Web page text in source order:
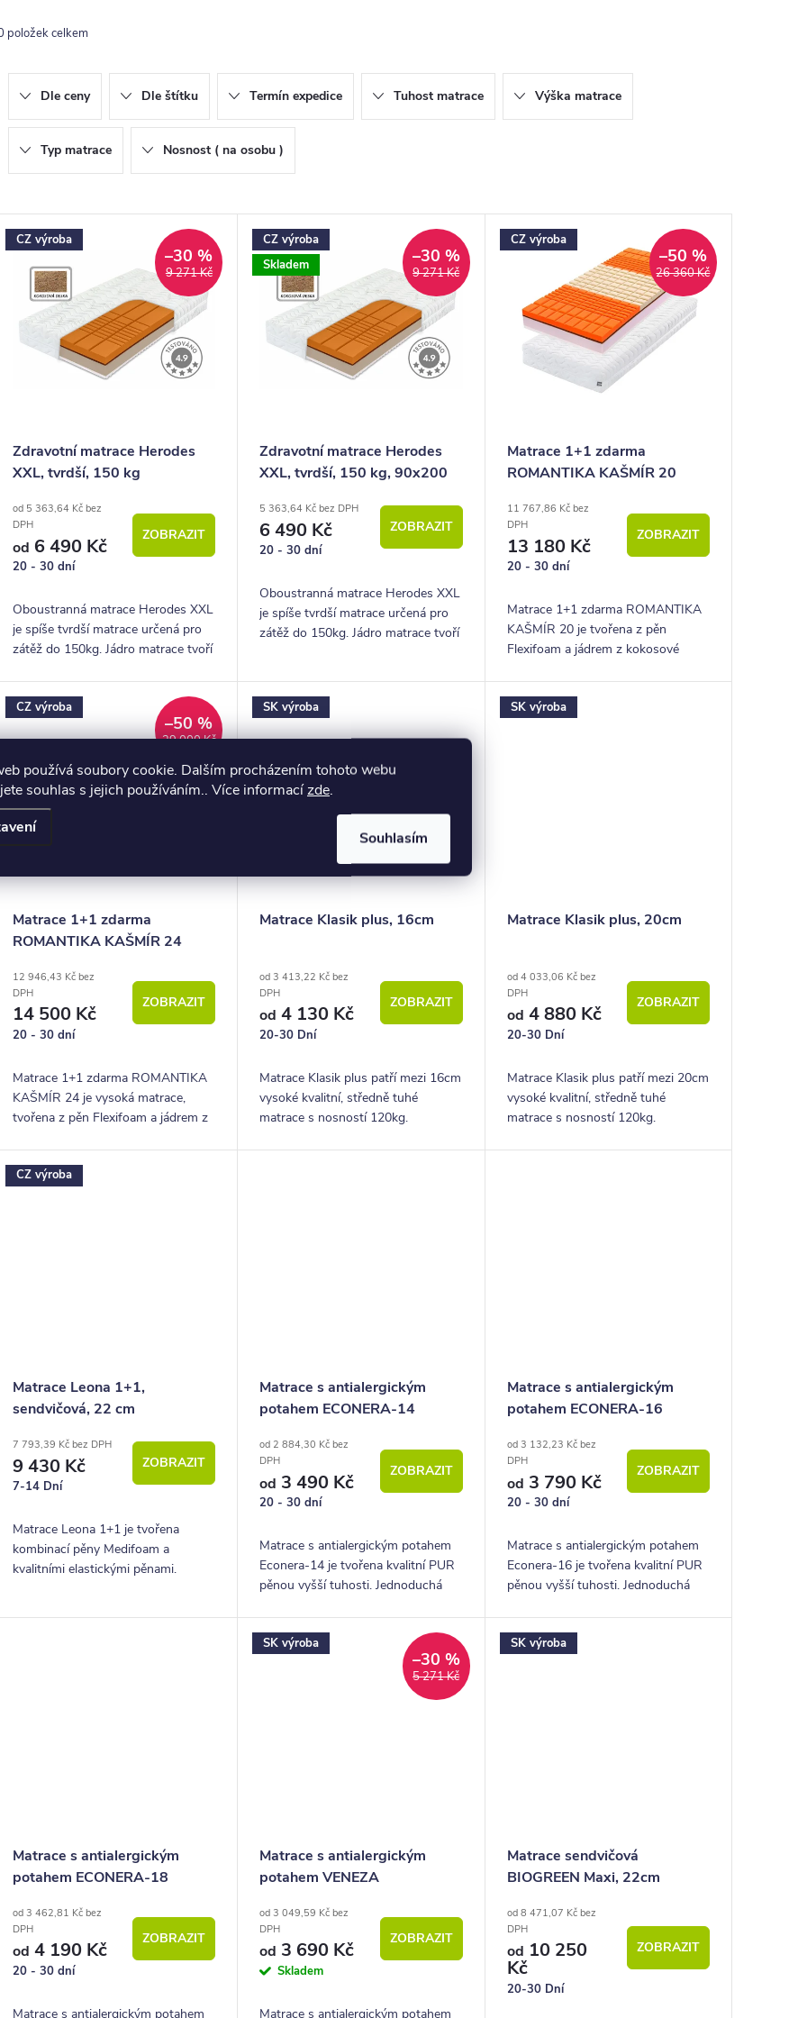
používá soubory cookie. Dalším procházením tohoto webu
souhlas s jejich používáním.. Více informacízde.
Souhlasím
položek celkem
Dle ceny Dle štítku Termín expedice Tuhost matrace Výška matrace
Typ matrace Nosnost ( na osobu )
CZ výroba
9 271 Kč
–30 %
Zdravotní matrace Herodes
XXL, tvrdší, 150 kg
od 5 363,64 Kč bez
DPH
od 6 490 Kč
20 - 30 dní
ZOBRAZIT
Oboustranná matrace Herodes XXL
je spíše tvrdší matrace určená pro
zátěž do 150kg. Jádro matrace tvoří
CZ výroba
Skladem
9 271 Kč
–30 %
Zdravotní matrace Herodes
XXL, tvrdší, 150 kg, 90x200
5 363,64 Kč bez DPH
6 490 Kč
20 - 30 dní
ZOBRAZIT
Oboustranná matrace Herodes XXL
je spíše tvrdší matrace určená pro
zátěž do 150kg. Jádro matrace tvoří
CZ výroba
26 360 Kč
–50 %
Matrace 1+1 zdarma
ROMANTIKA KAŠMÍR 20
11 767,86 Kč bez
DPH
13 180 Kč
20 - 30 dní
ZOBRAZIT
Matrace 1+1 zdarma ROMANTIKA
KAŠMÍR 20 je tvořena z pěn
Flexifoam a jádrem z kokosové
CZ výroba
29 000 Kč
–50 %
Matrace 1+1 zdarma
ROMANTIKA KAŠMÍR 24
12 946,43 Kč bez
DPH
14 500 Kč
20 - 30 dní
ZOBRAZIT
Matrace 1+1 zdarma ROMANTIKA
KAŠMÍR 24 je vysoká matrace,
tvořena z pěn Flexifoam a jádrem z
SK výroba
Matrace Klasik plus, 16cm
od 3 413,22 Kč bez
DPH
od 4 130 Kč
20-30 Dní
ZOBRAZIT
Matrace Klasik plus patří mezi 16cm
vysoké kvalitní, středně tuhé
matrace s nosností 120kg.
SK výroba
Matrace Klasik plus, 20cm
od 4 033,06 Kč bez
DPH
od 4 880 Kč
20-30 Dní
ZOBRAZIT
Matrace Klasik plus patří mezi 20cm
vysoké kvalitní, středně tuhé
matrace s nosností 120kg.
CZ výroba
Matrace Leona 1+1,
sendvičová, 22 cm
7 793,39 Kč bez DPH
9 430 Kč
7-14 Dní
ZOBRAZIT
Matrace Leona 1+1 je tvořena
kombinací pěny Medifoam a
kvalitními elastickými pěnami.
Matrace s antialergickým
potahem ECONERA-14
od 2 884,30 Kč bez
DPH
od 3 490 Kč
20 - 30 dní
ZOBRAZIT
Matrace s antialergickým potahem
Econera-14 je tvořena kvalitní PUR
pěnou vyšší tuhosti. Jednoduchá
Matrace s antialergickým
potahem ECONERA-16
od 3 132,23 Kč bez
DPH
od 3 790 Kč
20 - 30 dní
ZOBRAZIT
Matrace s antialergickým potahem
Econera-16 je tvořena kvalitní PUR
pěnou vyšší tuhosti. Jednoduchá
Matrace s antialergickým
potahem ECONERA-18
od 3 462,81 Kč bez
DPH
od 4 190 Kč
20 - 30 dní
ZOBRAZIT
Matrace s antialergickým potahem
SK výroba
5 271 Kč
–30 %
Matrace s antialergickým
potahem VENEZA
od 3 049,59 Kč bez
DPH
od 3 690 Kč
Skladem
ZOBRAZIT
Matrace s antialergickým potahem
SK výroba
Matrace sendvičová
BIOGREEN Maxi, 22cm
od 8 471,07 Kč bez
DPH
od 10 250
Kč
20-30 Dní
ZOBRAZIT